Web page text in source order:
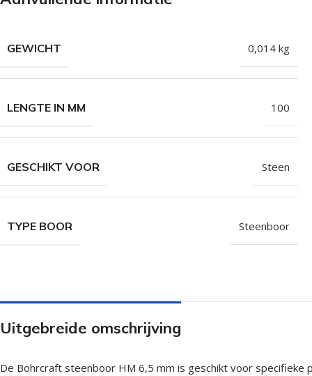
Paalhouderschroeven
Afstandschroeven
Vleugelteks
Glaslatschroeven
GEWICHT 0,014 kg
LENGTE IN MM 100
GESCHIKT VOOR Steen
TYPE BOOR Steenboor
Uitgebreide omschrijving
De Bohrcraft steenboor HM 6,5 mm is geschikt voor